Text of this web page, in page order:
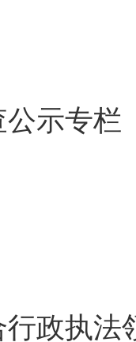
示专栏
政执法